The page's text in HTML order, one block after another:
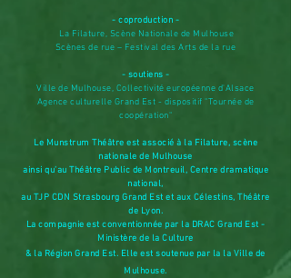
- coproduction -
La Filature, Scène Nationale de Mulhouse
Scènes de rue – Festival des Arts de la rue
- soutiens -
Ville de Mulhouse, Collectivité européenne d'Alsace
Agence culturelle Grand Est - dispositif "Tournée de
coopération"
Le Munstrum Théâtre est associé à la Filature, scène
nationale de Mulhouse
ainsi qu’au Théâtre Public de Montreuil, Centre dramatique
national,
au TJP CDN Strasbourg Grand Est et aux Célestins, Théâtre
de Lyon.
La compagnie est conventionnée par la DRAC Grand Est -
Ministère de la Culture
& la Région Grand Est. Elle est soutenue par la la Ville de
Mulhouse.